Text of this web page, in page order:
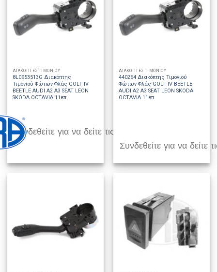
ΔΙΑΚΟΠΤΕΣ ΤΙΜΟΝΙΟΥ
8L0953513G Διακόπτης
Τιμονιού Φώτων-Φλάς GOLF IV
BEETLE AUDI A2 A3 SEAT LEON
SKODA OCTAVIA 11επ
Συνδεθείτε για να δείτε τις τιμές
ΔΙΑΚΟΠΤΕΣ ΤΙΜΟΝΙΟΥ
440264 Διακόπτης Τιμονιού
Φώτων-Φλάς GOLF IV BEETLE
AUDI A2 A3 SEAT LEON SKODA
OCTAVIA 11επ
Συνδεθείτε για να δείτε